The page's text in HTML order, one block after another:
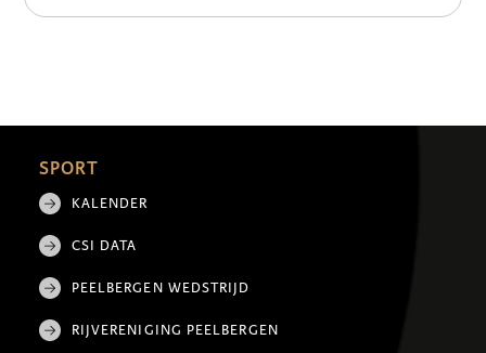
SPORT
KALENDER
CSI DATA
PEELBERGEN WEDSTRIJD
RIJVERENIGING PEELBERGEN